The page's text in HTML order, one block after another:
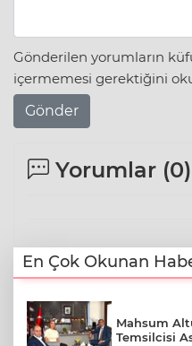
Gönderilen yorumların
içermemesi gerektiğini
Gönder
Yorumlar (0)
En Çok Okunan
Mahsum
Temsilcisi